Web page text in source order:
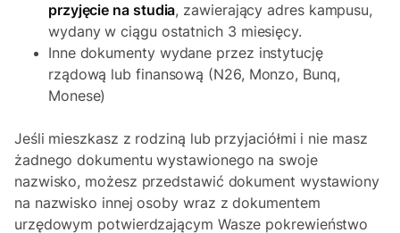
przyjęcie na studia, zawierający adres kampusu,
wydany w ciągu ostatnich 3 miesięcy.
Inne dokumenty wydane przez instytucję
rządową lub finansową (N26, Monzo, Bunq,
Monese)
Jeśli mieszkasz z rodziną lub przyjaciółmi i nie masz
żadnego dokumentu wystawionego na swoje
nazwisko, możesz przedstawić dokument wystawiony
na nazwisko innej osoby wraz z dokumentem
urzędowym potwierdzającym Wasze pokrewieństwo